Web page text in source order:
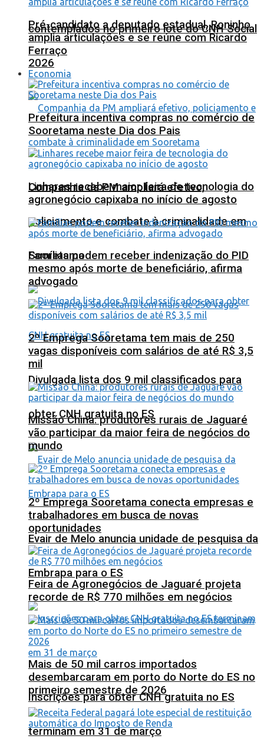
contemplados no primeiro lote do CNH Social
2026
Companhia da PM ampliará efetivo,
policiamento e combate à criminalidade em
Sooretama
Divulgada lista dos 9 mil classificados para
obter CNH gratuita no ES
Evair de Melo anuncia unidade de pesquisa da
Embrapa para o ES
Inscrições para obter CNH gratuita no ES
terminam em 31 de março
Pré-candidato a deputado estadual, Roninho
amplia articulações e se reúne com Ricardo
Ferraço
Economia
Prefeitura incentiva compras no comércio de
Sooretama neste Dia dos Pais
Linhares recebe maior feira de tecnologia do
agronegócio capixaba no início de agosto
Famílias podem receber indenização do PID
mesmo após morte de beneficiário, afirma
advogado
2º Emprega Sooretama tem mais de 250
vagas disponíveis com salários de até R$ 3,5
mil
Missão China: produtores rurais de Jaguaré
vão participar da maior feira de negócios do
mundo
2º Emprega Sooretama conecta empresas e
trabalhadores em busca de novas
oportunidades
Feira de Agronegócios de Jaguaré projeta
recorde de R$ 770 milhões em negócios
Mais de 50 mil carros importados
desembarcaram em porto do Norte do ES no
primeiro semestre de 2026